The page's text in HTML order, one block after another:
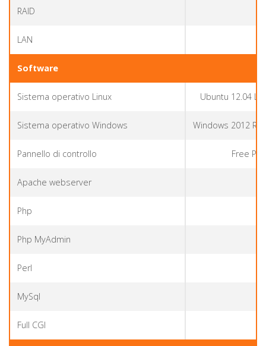
RAID
LAN
Software
Sistema operativo Linux Ubuntu 12.04
Sistema operativo Windows Windows 2012
Pannello di controllo Free
Apache webserver
Php
Php MyAdmin
Perl
MySql
Full CGI